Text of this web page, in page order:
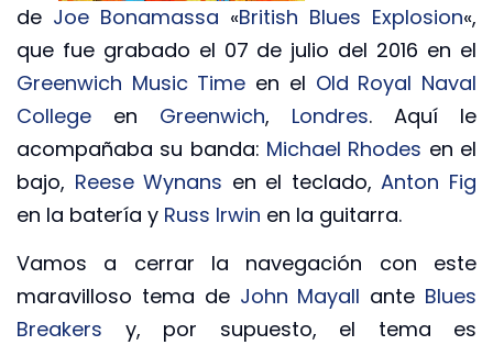
de Joe Bonamassa «British Blues Explosion«,
que fue grabado el 07 de julio del 2016 en el
Greenwich Music Time en el Old Royal Naval
College en Greenwich, Londres. Aquí le
acompañaba su banda: Michael Rhodes en el
bajo, Reese Wynans en el teclado,Anton Fig
en la batería y Russ Irwin en la guitarra.
Vamos a cerrar la navegación con este
maravilloso tema de John Mayall ante Blues
Breakers y, por supuesto, el tema es